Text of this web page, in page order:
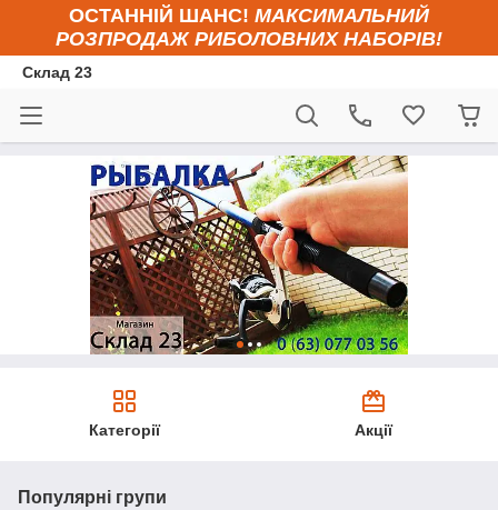
ОСТАННІЙ ШАНС! МАКСИМАЛЬНИЙ
РОЗПРОДАЖ РИБОЛОВНИХ НАБОРІВ!
Склад 23
Категорії Акції
Популярні групи